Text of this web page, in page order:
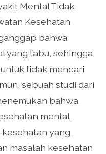
Mental Tidak
Kesehatan
bahwa
yang tabu, sehingga
tidak mencari
sebuah studi dari
bahwa
mental
yang
masalah kesehatan